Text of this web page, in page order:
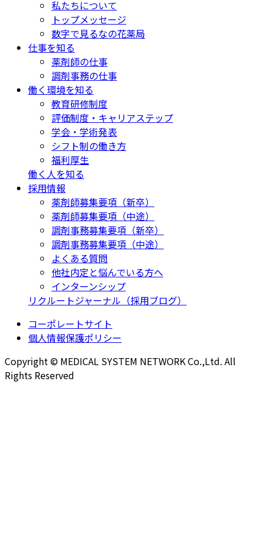
私たちについて
トップメッセージ
数字で見るなの花薬局
仕事を知る
薬剤師の仕事
調剤事務の仕事
働く環境を知る
教育研修制度
評価制度・キャリアステップ
学会・学術発表
シフト制の働き方
福利厚生
働く人を知る
採用情報
薬剤師募集要項（新卒）
薬剤師募集要項（中途）
調剤事務募集要項（新卒）
調剤事務募集要項（中途）
よくある質問
他社内定と悩んでいる方へ
インターンシップ
リクルートジャーナル（採用ブログ）
コーポレートサイト
個人情報保護ポリシー
Copyright © MEDICAL SYSTEM NETWORK Co.,Ltd. All
Rights Reserved